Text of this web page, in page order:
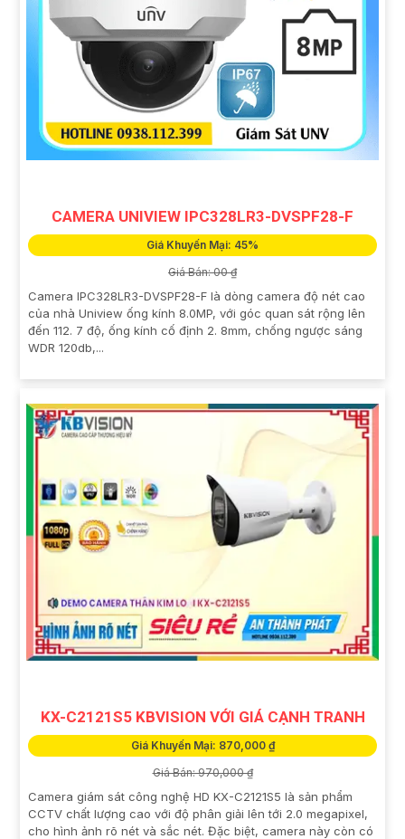
CAMERA UNIVIEW IPC328LR3-DVSPF28-F
Giá Khuyến Mại: 45%
Giá Bán: 00 ₫
Camera IPC328LR3-DVSPF28-F là dòng camera độ nét cao
của nhà Uniview ống kính 8.0MP, với góc quan sát rộng lên
đến 112. 7 độ, ống kính cố định 2. 8mm, chống ngược sáng
WDR 120db,...
KX-C2121S5 KBVISION VỚI GIÁ CẠNH TRANH
Giá Khuyến Mại: 870,000 ₫
Giá Bán: 970,000 ₫
Camera giám sát công nghệ HD KX-C2121S5 là sản phẩm
CCTV chất lượng cao với độ phân giải lên tới 2.0 megapixel,
cho hình ảnh rõ nét và sắc nét. Đặc biệt, camera này còn có